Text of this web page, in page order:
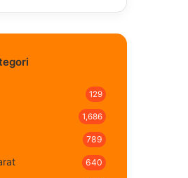
129
1,686
789
640